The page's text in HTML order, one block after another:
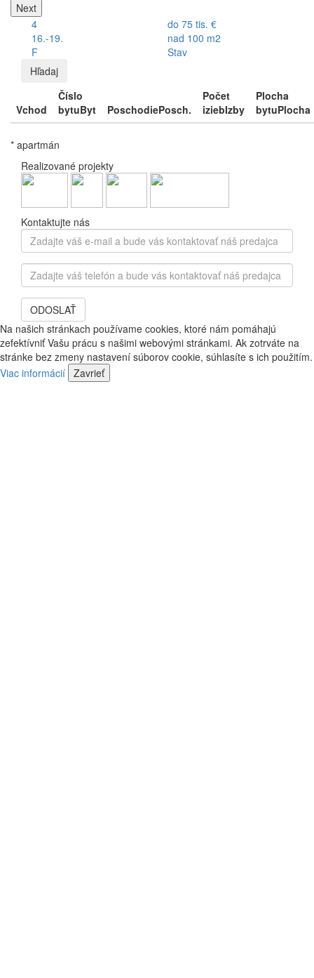
Next
4
do 75 tis. €
16.-19.
nad 100 m2
F
Stav
Hľadaj
Vchod
Číslo
bytuByt PoschodiePosch.
Počet
iziebIzby
Plocha
bytuPlocha
* apartmán
Realizované projekty
Kontaktujte nás
Zadajte
váš
e-
mail
a
bude
vás
kontaktovať
náš
predajca
Zadajte
váš
telefón
bude
vás
kontaktovať
náš
ODOSLAŤ
Na našich stránkach používame cookies, ktoré nám pomáhajú
zefektívniť Vašu prácu s našimi webovými stránkami. Ak zotrváte na
stránke bez zmeny nastavení súborov cookie, súhlasíte s ich použitím.
Viac informácií Zavrieť